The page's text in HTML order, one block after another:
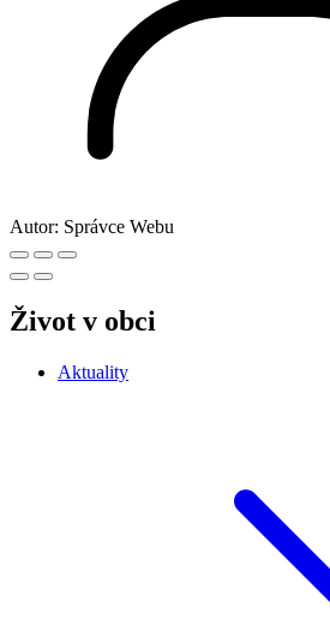
Autor: Správce Webu
Život v obci
Aktuality